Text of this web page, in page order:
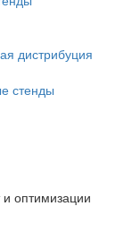
дистрибуция
стенды
и оптимизации